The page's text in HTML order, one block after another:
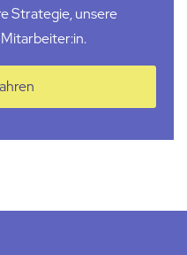
Strategie, unsere